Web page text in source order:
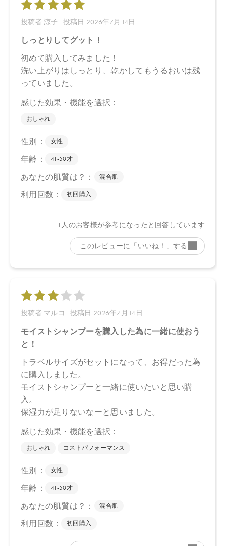
コンセントレートヘアマスク キット 2026
【ご使用方法／商品サイズ／全成分】
各商品ページをご覧ください。
コンセントレートヘアマスク
モイストシャンプー
リペアトリートメント
【内容量】
・モイストシャンプー 50mL
・リペアトリートメント 40g
【原産国】
日本
店舗でお問い合わせの際には、下記品番をお伝え下さい。
Biople 2026/6/17
※店舗での取り扱いや詳しい在庫状況につきましては、各店舗に
お問い合わせください。
※発売日は予告なく変更する可能性がございます。予めご了承く
※通常はご注文より１～３営業日での発送となります。
商品によっては、お届けまで１～２週間かかる場合がございます
ので予めご了承ください。
●パッケージはリニューアル等の理由により、写真と異なる場合が
ございます。
●パッケージのリニューアル等の理由により、成分・処方が記載と
異なる場合がございます。
●予告なくパッケージ仕様が変更になる場合がございます。